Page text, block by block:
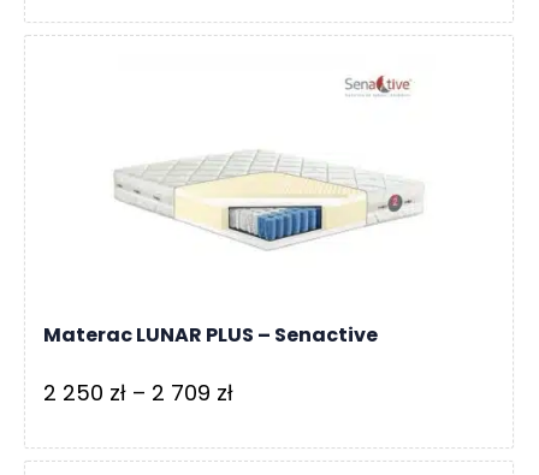
od
4
317 zł
Materac LUNAR PLUS – Senactive
2 250 zł – 2 709 złZakres
od